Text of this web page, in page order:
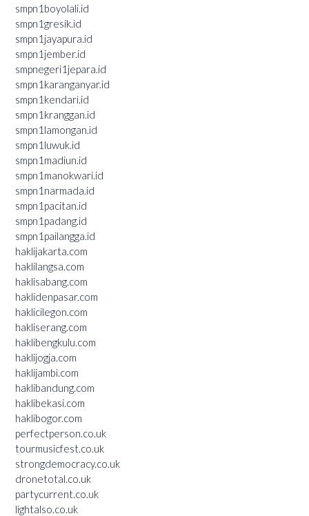
smpn1boyolali.id
smpn1gresik.id
smpn1jayapura.id
smpn1jember.id
smpnegeri1jepara.id
smpn1karanganyar.id
smpn1kendari.id
smpn1kranggan.id
smpn1lamongan.id
smpn1luwuk.id
smpn1madiun.id
smpn1manokwari.id
smpn1narmada.id
smpn1pacitan.id
smpn1padang.id
smpn1pailangga.id
haklijakarta.com
haklilangsa.com
haklisabang.com
haklidenpasar.com
haklicilegon.com
hakliserang.com
haklibengkulu.com
haklijogja.com
haklijambi.com
haklibandung.com
haklibekasi.com
haklibogor.com
perfectperson.co.uk
tourmusicfest.co.uk
strongdemocracy.co.uk
dronetotal.co.uk
partycurrent.co.uk
lightalso.co.uk